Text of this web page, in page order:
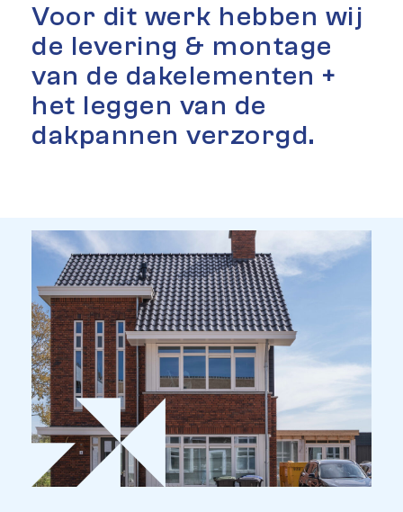
Voor dit werk hebben wij
de levering & montage
van de dakelementen +
het leggen van de
dakpannen verzorgd.